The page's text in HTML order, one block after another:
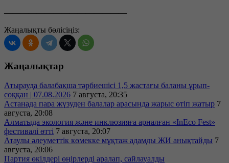
———————————————
Жаңалықты бөлісіңіз:
Жаңалықтар
Атырауда балабақша тәрбиешісі 1,5 жастағы баланы ұрып-
соққан | 07.08.2026 7 августа, 20:35
Астанада пара жүзуден балалар арасында жарыс өтіп жатыр 7
августа, 20:08
Алматыда экология және инклюзияға арналған «InEco Fest»
фестивалі өтті 7 августа, 20:07
Атаулы әлеуметтік көмекке мұқтаж адамды ЖИ анықтайды 7
августа, 20:06
Партия өкілдері өңірлерді аралап, сайлауалды